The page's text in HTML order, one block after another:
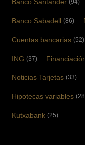
Banco Santander (94)
Banco Sabadell (86)
Cuentas bancarias (52)
ING (37) Financiación
Noticias Tarjetas (33)
Hipotecas variables
Kutxabank (25)